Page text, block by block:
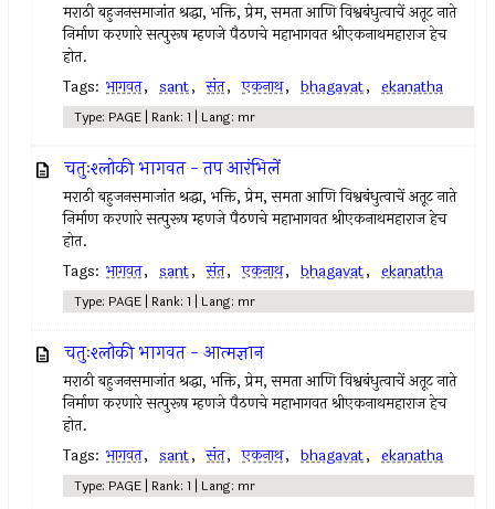
मराठी बहुजनसमाजांत श्रद्धा, भक्ति, प्रेम, समता आणि विश्वबंधुत्वाचें अतूट नाते
निर्माण करणारे सत्पुरूष म्हणजे पैठणचे महाभागवत श्रीएकनाथमहाराज हेच
होत.
Tags: भागवत, sant, संत, एकनाथ, bhagavat, ekanatha
Type: PAGE | Rank: 1 | Lang: mr
चतुःश्लोकी भागवत - तप आरंभिलें
मराठी बहुजनसमाजांत श्रद्धा, भक्ति, प्रेम, समता आणि विश्वबंधुत्वाचें अतूट नाते
निर्माण करणारे सत्पुरूष म्हणजे पैठणचे महाभागवत श्रीएकनाथमहाराज हेच
होत.
Tags: भागवत, sant, संत, एकनाथ, bhagavat, ekanatha
Type: PAGE | Rank: 1 | Lang: mr
चतुःश्लोकी भागवत - आत्मज्ञान
मराठी बहुजनसमाजांत श्रद्धा, भक्ति, प्रेम, समता आणि विश्वबंधुत्वाचें अतूट नाते
निर्माण करणारे सत्पुरूष म्हणजे पैठणचे महाभागवत श्रीएकनाथमहाराज हेच
होत.
Tags: भागवत, sant, संत, एकनाथ, bhagavat, ekanatha
Type: PAGE | Rank: 1 | Lang: mr